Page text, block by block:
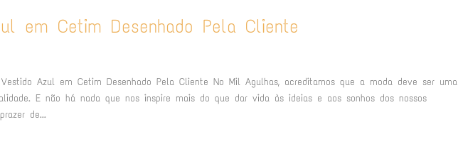
em Cetim Desenhado Pela Cliente
Azul em Cetim Desenhado Pela Cliente No Mil Agulhas, acreditamos que a moda deve ser uma
E não há nada que nos inspire mais do que dar vida às ideias e aos sonhos dos nossos
de...